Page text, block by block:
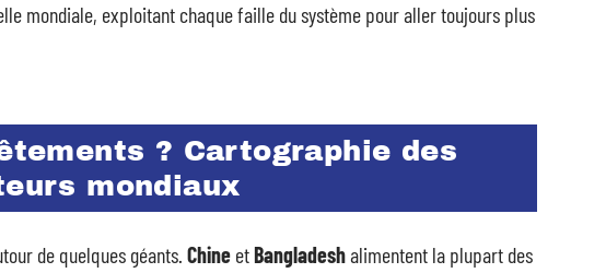
mondiale, exploitant chaque faille du système pour aller toujours plus
? Cartographie des
mondiaux
de quelques géants. Chine etBangladeshalimentent la plupart des